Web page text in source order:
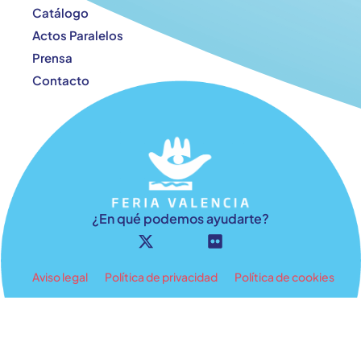
Catálogo
Actos Paralelos
Prensa
Contacto
¿En qué podemos ayudarte?
Aviso legal Política de privacidad Política de cookies